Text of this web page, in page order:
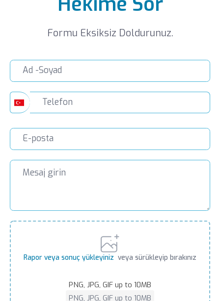
Formu Eksiksiz Doldurunuz.
Rapor veya sonuç yükleyiniz veya sürükleyip bırakınız
PNG, JPG, GIF up to 10MB
PNG, JPG, GIF up to 10MB